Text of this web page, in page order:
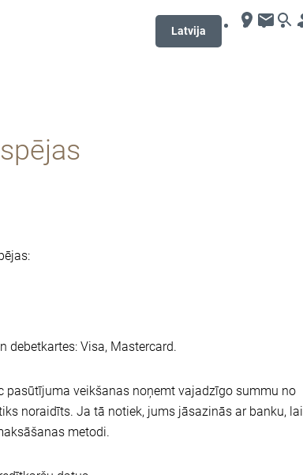
Latvija
debetkartes: Visa, Mastercard.
pasūtījuma veikšanas noņemt vajadzīgo summu no
noraidīts. Ja tā notiek, jums jāsazinās ar banku, lai
metodi.